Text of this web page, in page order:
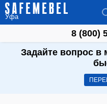
Уфа
8 (800)
Задайте вопрос в